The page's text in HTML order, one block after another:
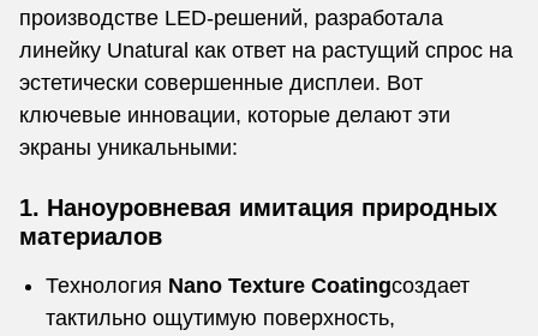
производстве LED-решений, разработала
линейку Unatural как ответ на растущий спрос на
эстетически совершенные дисплеи. Вот
ключевые инновации, которые делают эти
экраны уникальными:
1. Наноуровневая имитация природных
материалов
Технология Nano Texture Coatingсоздает
тактильно ощутимую поверхность,